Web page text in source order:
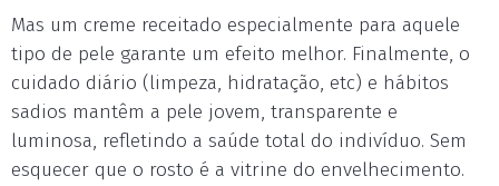
Mas um creme receitado especialmente para aquele
tipo de pele garante um efeito melhor. Finalmente, o
cuidado diário (limpeza, hidratação, etc) e hábitos
sadios mantêm a pele jovem, transparente e
luminosa, refletindo a saúde total do indivíduo. Sem
esquecer que o rosto é a vitrine do envelhecimento.